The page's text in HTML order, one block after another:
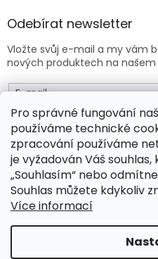
Pro správné fungování
používáme technické
zpracování používáme
je vyžadován Váš
„Souhlasím“ nebo
Souhlas můžete kdykoliv
Více informací
Odebírat newsletter
Vložte svůj e-mail a my vám
nových produktech na
E-mail
Vložením e-mailu
PŘIHLÁSIT SE